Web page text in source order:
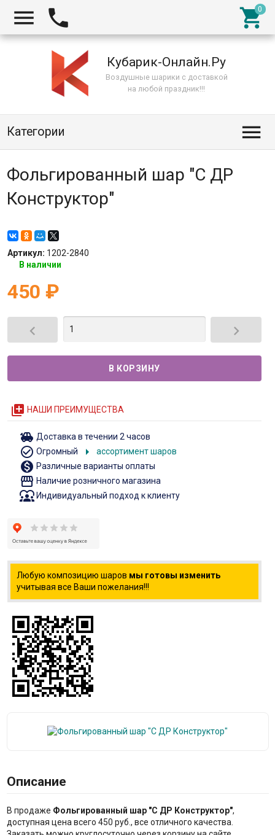
  
Кубарик-Онлайн.Ру
Воздушные шарики с доставкой
на любой праздник!!!
Категории 
Фольгированный шар "С ДР
Конструктор"
Артикул: 1202-2840
В наличии
450 ₽
 
queue НАШИ ПРЕИМУЩЕСТВА
toys Доставка в течении 2 часов
check_circle_outline Огромный arrow_right ассортимент шаров
monetization_on Различные варианты оплаты
storefront Наличие розничного магазина
diversity_1Индивидуальный подход к клиенту
Любую композицию шаров мы готовы изменить
учитывая все Ваши пожелания!!!
Описание
В продаже Фольгированный шар "С ДР Конструктор",
доступная цена всего 450 руб., все отличного качества.